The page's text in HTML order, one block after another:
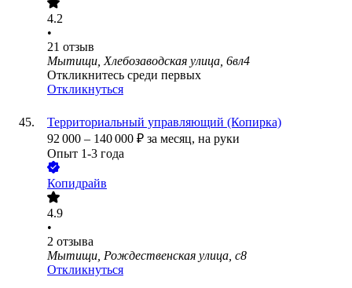
4.2
•
21 отзыв
Мытищи, Хлебозаводская улица, 6вл4
Откликнитесь среди первых
Откликнуться
Территориальный управляющий (Копирка)
92 000 – 140 000 ₽ за месяц, на руки
Опыт 1-3 года
Копидрайв
4.9
•
2 отзыва
Мытищи, Рождественская улица, с8
Откликнуться